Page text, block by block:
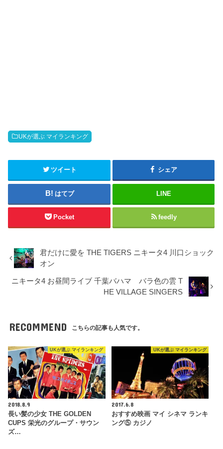
UKが選ぶ マイランキング
ツイート シェア
はてブ LINE
Pocket feedly
君だけに愛を THE TIGERS ニキータ4 川口ショック
オン
ニキータ4 お昼間ライブ 千葉バハマ バラ色の雲 T
HE VILLAGE SINGERS
RECOMMEND こちらの記事も人気です。
UKが選ぶ マイランキング
2018.8.9
長い髪の少女 THE GOLDEN
CUPS 栄光のグループ・サウン
ズ…
UKが選ぶ マイランキング
2017.6.8
おすすめ映画 マイ シネマ ランキ
ング⑤ カジノ